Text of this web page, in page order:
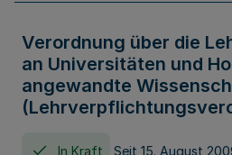
Verordnung über die
an Universitäten und
angewandte
In Kraft Seit 15. August